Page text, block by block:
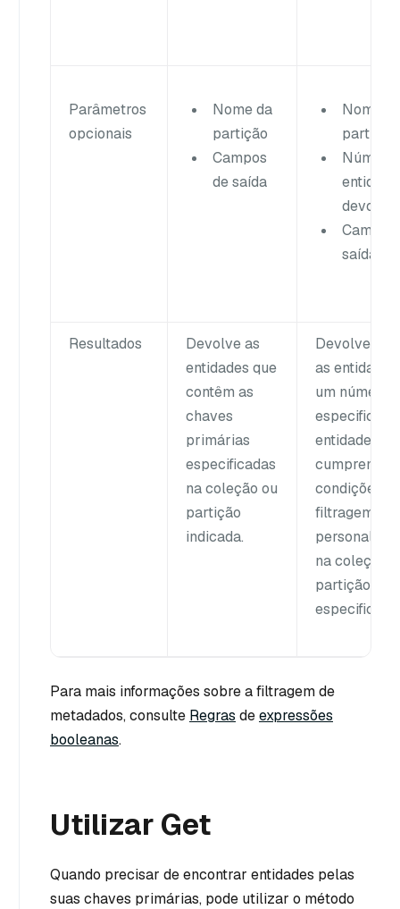
Parâmetros
opcionais
Nome da
partição
Campos
de saída
Nome
partição
Número
devolver
Campos
saída
Resultados
Devolve as
entidades que
contêm as
chaves
primárias
especificadas
na coleção ou
partição
indicada.
Devolve
as
um número
entidades
cumprem as
condições
filtragem
na coleção
partição
especificada.
Para mais informações sobre a filtragem de
metadados, consulte Regras deexpressões
booleanas.
Utilizar Get
Quando precisar de encontrar entidades pelas
suas chaves primárias, pode utilizar o método